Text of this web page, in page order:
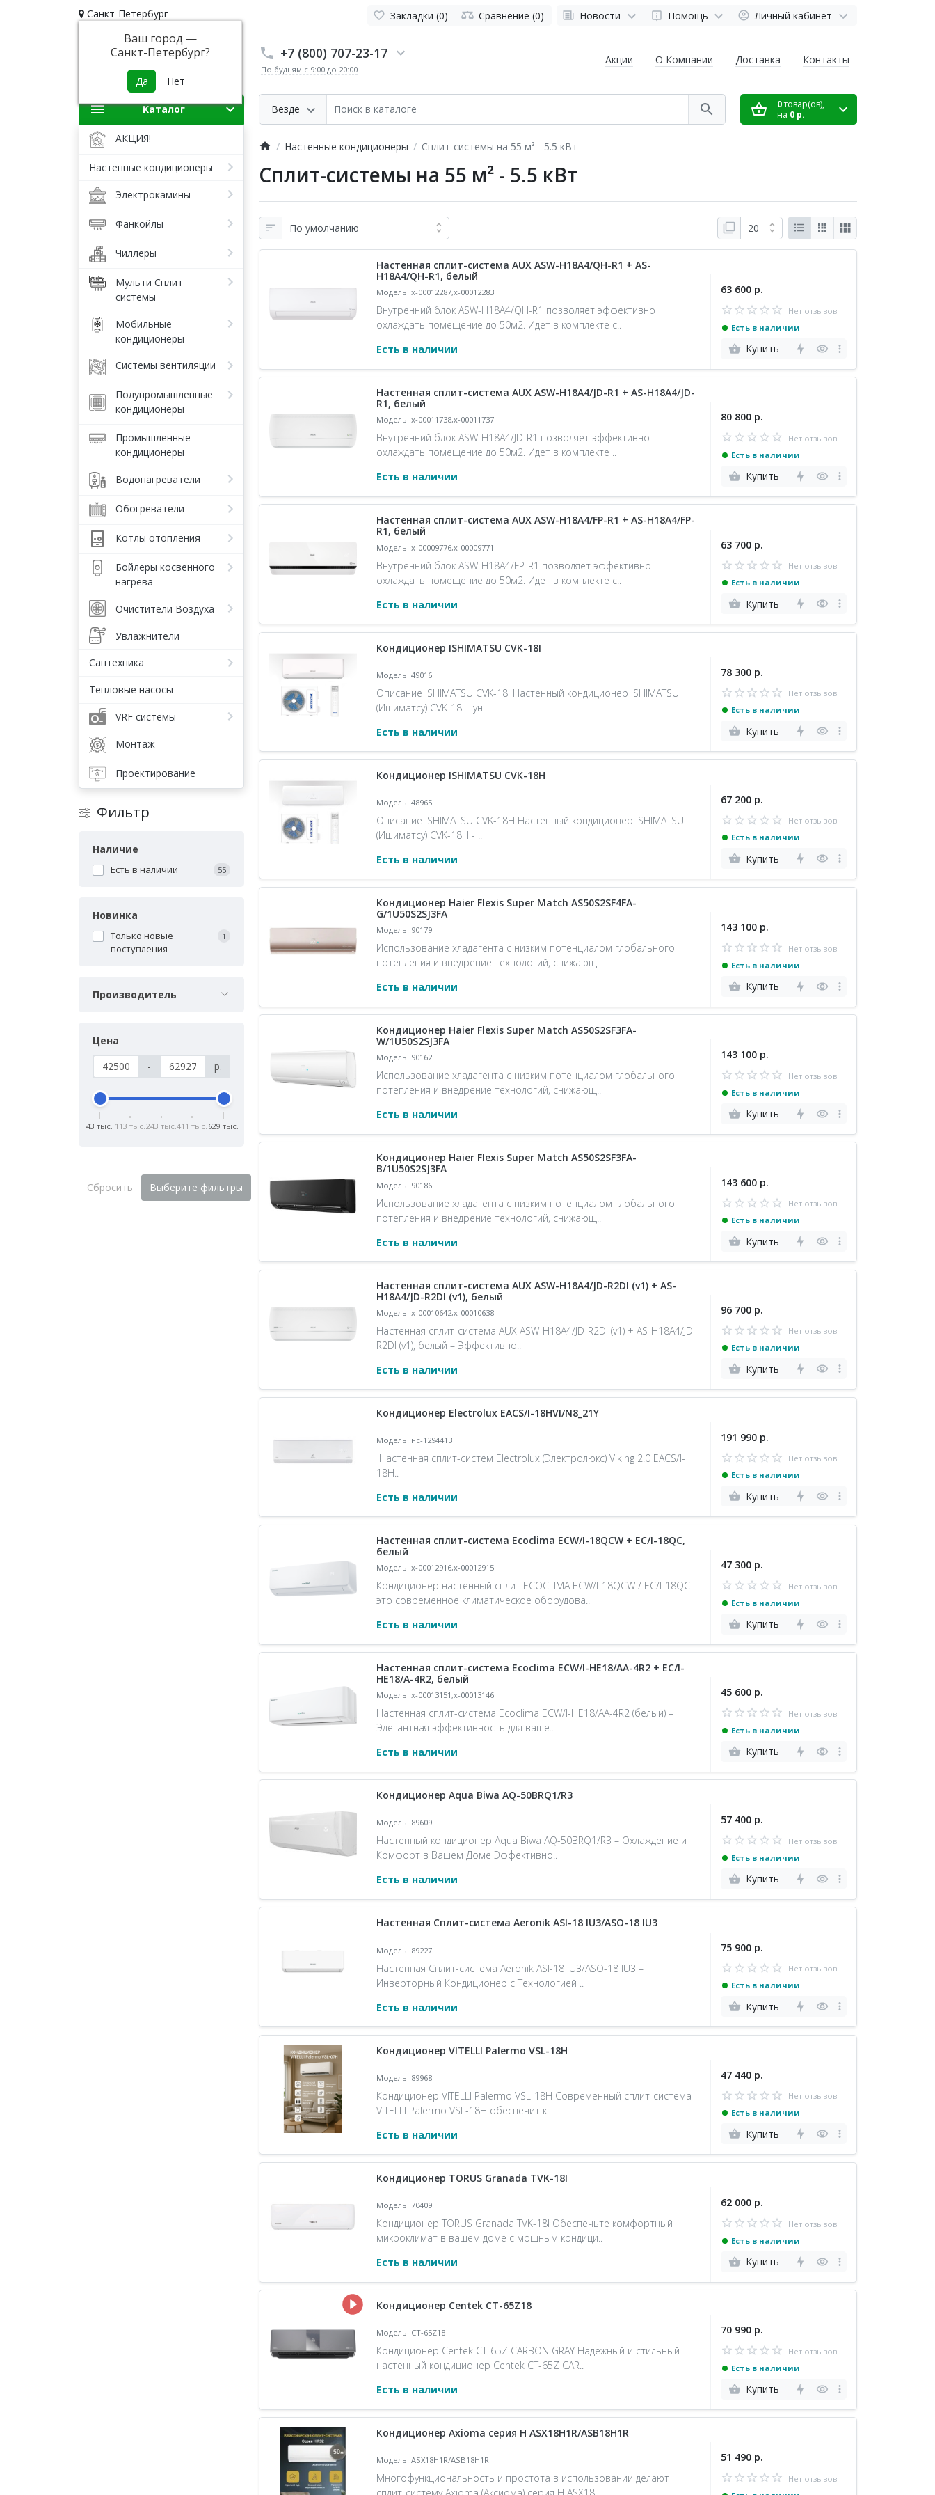
Санкт-Петербург
Ваш город —
Санкт-Петербург?
Закладки (0) Сравнение (0) Новости Помощь Личный кабинет
+7 (800) 707-23-17
По будням с 9:00 до 20:00
Везде
Акции О Компании Доставка Контакты
0товар(ов),
на 0 р.
Каталог
АКЦИЯ!
Настенные кондиционеры
Электрокамины
Фанкойлы
Чиллеры
Мульти Сплит
системы
Мобильные
кондиционеры
Системы вентиляции
Полупромышленные
кондиционеры
Промышленные
кондиционеры
Водонагреватели
Обогреватели
Котлы отопления
Бойлеры косвенного
нагрева
Очистители Воздуха
Увлажнители
Сантехника
Тепловые насосы
VRF системы
Монтаж
Проектирование
Фильтр
Наличие
Есть в наличии 55
Новинка
Только новые
поступления
1
Производитель
Цена
-
р.
43 тыс. 113 тыс. 243 тыс. 411 тыс. 629 тыс.
Сбросить Выберите фильтры
Настенные кондиционеры Сплит-системы на 55 м² - 5.5 кВт
Сплит-системы на 55 м² - 5.5 кВт
Настенная сплит-система AUX ASW-H18A4/QH-R1 + AS-
H18A4/QH-R1, белый
Модель: x-00012287,x-00012283
Внутренний блок ASW-H18A4/QH-R1 позволяет эффективно
охлаждать помещение до 50м2. Идет в комплекте с..
Есть в наличии
63 600 р.
Нет отзывов
Есть в наличии
Купить
Настенная сплит-система AUX ASW-H18A4/JD-R1 + AS-H18A4/JD-
R1, белый
Модель: x-00011738,x-00011737
Внутренний блок ASW-H18A4/JD-R1 позволяет эффективно
охлаждать помещение до 50м2. Идет в комплекте ..
Есть в наличии
80 800 р.
Нет отзывов
Есть в наличии
Купить
Настенная сплит-система AUX ASW-H18A4/FP-R1 + AS-H18A4/FP-
R1, белый
Модель: x-00009776,x-00009771
Внутренний блок ASW-H18A4/FP-R1 позволяет эффективно
охлаждать помещение до 50м2. Идет в комплекте с..
Есть в наличии
63 700 р.
Нет отзывов
Есть в наличии
Купить
Кондиционер ISHIMATSU CVK-18I
Модель: 49016
Описание ISHIMATSU CVK-18I Настенный кондиционер ISHIMATSU
(Ишиматсу) CVK-18I - ун..
Есть в наличии
78 300 р.
Нет отзывов
Есть в наличии
Купить
Кондиционер ISHIMATSU CVK-18H
Модель: 48965
Описание ISHIMATSU CVK-18H Настенный кондиционер ISHIMATSU
(Ишиматсу) CVK-18H - ..
Есть в наличии
67 200 р.
Нет отзывов
Есть в наличии
Купить
Кондиционер Haier Flexis Super Match AS50S2SF4FA-
G/1U50S2SJ3FA
Модель: 90179
Использование хладагента с низким потенциалом глобального
потепления и внедрение технологий, снижающ..
Есть в наличии
143 100 р.
Нет отзывов
Есть в наличии
Купить
Кондиционер Haier Flexis Super Match AS50S2SF3FA-
W/1U50S2SJ3FA
Модель: 90162
Использование хладагента с низким потенциалом глобального
потепления и внедрение технологий, снижающ..
Есть в наличии
143 100 р.
Нет отзывов
Есть в наличии
Купить
Кондиционер Haier Flexis Super Match AS50S2SF3FA-
B/1U50S2SJ3FA
Модель: 90186
Использование хладагента с низким потенциалом глобального
потепления и внедрение технологий, снижающ..
Есть в наличии
143 600 р.
Нет отзывов
Есть в наличии
Купить
Настенная сплит-система AUX ASW-H18A4/JD-R2DI (v1) + AS-
H18A4/JD-R2DI (v1), белый
Модель: x-00010642,x-00010638
Настенная сплит-система AUX ASW-H18A4/JD-R2DI (v1) + AS-H18A4/JD-
R2DI (v1), белый – Эффективно..
Есть в наличии
96 700 р.
Нет отзывов
Есть в наличии
Купить
Кондиционер Electrolux EACS/I-18HVI/N8_21Y
Модель: нс-1294413
Настенная сплит-систем Electrolux (Электролюкс) Viking 2.0 EACS/I-
18H..
Есть в наличии
191 990 р.
Нет отзывов
Есть в наличии
Купить
Настенная сплит-система Ecoclima ECW/I-18QCW + EC/I-18QC,
белый
Модель: x-00012916,x-00012915
Кондиционер настенный сплит ECOCLIMA ECW/I-18QCW / EC/I-18QC
это современное климатическое оборудова..
Есть в наличии
47 300 р.
Нет отзывов
Есть в наличии
Купить
Настенная сплит-система Ecoclima ECW/I-HE18/AA-4R2 + EC/I-
HE18/A-4R2, белый
Модель: x-00013151,x-00013146
Настенная сплит-система Ecoclima ECW/I-HE18/AA-4R2 (белый) –
Элегантная эффективность для ваше..
Есть в наличии
45 600 р.
Нет отзывов
Есть в наличии
Купить
Кондиционер Aqua Biwa AQ-50BRQ1/R3
Модель: 89609
Настенный кондиционер Aqua Biwa AQ-50BRQ1/R3 – Охлаждение и
Комфорт в Вашем Доме Эффективно..
Есть в наличии
57 400 р.
Нет отзывов
Есть в наличии
Купить
Настенная Сплит-система Aeronik ASI-18 IU3/ASO-18 IU3
Модель: 89227
Настенная Сплит-система Aeronik ASI-18 IU3/ASO-18 IU3 –
Инверторный Кондиционер с Технологией ..
Есть в наличии
75 900 р.
Нет отзывов
Есть в наличии
Купить
Кондиционер VITELLI Palermo VSL-18H
Модель: 89968
Кондиционер VITELLI Palermo VSL-18H Современный сплит-система
VITELLI Palermo VSL-18H обеспечит к..
Есть в наличии
47 440 р.
Нет отзывов
Есть в наличии
Купить
Кондиционер TORUS Granada TVK-18I
Модель: 70409
Кондиционер TORUS Granada TVK-18I Обеспечьте комфортный
микроклимат в вашем доме с мощным кондици..
Есть в наличии
62 000 р.
Нет отзывов
Есть в наличии
Купить
Кондиционер Centek CT-65Z18
Модель: CT-65Z18
Кондиционер Centek CT-65Z CARBON GRAY Надежный и стильный
настенный кондиционер Centek CT-65Z CAR..
Есть в наличии
70 990 р.
Нет отзывов
Есть в наличии
Купить
Кондиционер Axioma серия H ASX18H1R/ASB18H1R
Модель: ASX18H1R/ASB18H1R
Многофункциональность и простота в использовании делают
51 490 р.
Нет отзывов